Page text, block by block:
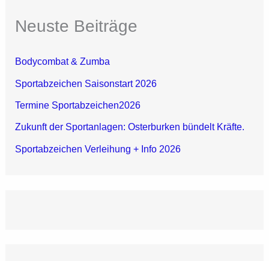
Neuste Beiträge
Bodycombat & Zumba
Sportabzeichen Saisonstart 2026
Termine Sportabzeichen2026
Zukunft der Sportanlagen: Osterburken bündelt Kräfte.
Sportabzeichen Verleihung + Info 2026